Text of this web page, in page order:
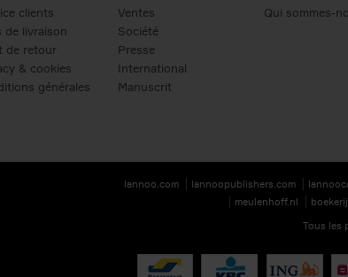
clients
de livraison
de retour
& cookies
générales
Ventes
Société
Presse
International
Manuscrit
Qui sommes-
lannoo.com lannoopublishers.com
meulenhoff.nl
Tous les